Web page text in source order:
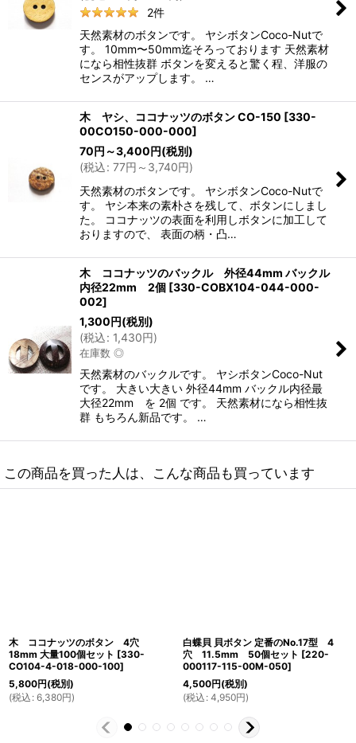
2件
天然素材のボタンです。 ヤシボタンCoco-Nutで
す。 10mm〜50mm迄そろっております 天然素材
になら相性抜群 ボタンを変えると驚く程、洋服の
センスがアップします。 …
木 ヤシ、ココナッツのボタン CO-150 [330-
00CO150-000-000]
70円 ～3,400円(税別)
(税込: 77円 ～3,740円)
天然素材のボタンです。 ヤシボタンCoco-Nutで
す。 ヤシ本来の素朴さを残して、ボタンにしまし
た。 ココナッツの表面を利用しボタンに加工して
おりますので、 表面の柄・凸…
木 ココナッツのバックル 外径44mm バックル
内径22mm 2個 [330-COBX104-044-000-
002]
1,300円(税別)
(税込: 1,430円)
在庫数 ◎
天然素材のバックルです。 ヤシボタンCoco-Nut
です。 大きい大きい 外径44mm バックル内径最
大径22mm を 2個 です。 天然素材になら相性抜
群 もちろん新品です。 …
この商品を買った人は、こんな商品も買っています
木 ココナッツのボタン 4穴
18mm 大量100個セット [330-
CO104-4-018-000-100]
5,800円(税別)
(税込 : 6,380円)
白蝶貝 貝ボタン 定番のNo.17型 4
穴 11.5mm 50個セット [220-
000117-115-00M-050]
4,500円(税別)
(税込 : 4,950円)